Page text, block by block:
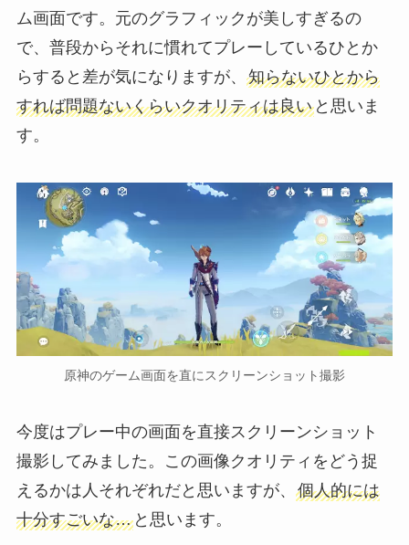
ム画面です。元のグラフィックが美しすぎるの
で、普段からそれに慣れてプレーしているひとか
らすると差が気になりますが、 知らないひとから
すれば問題ないくらいクオリティは良いと思いま
す。
原神のゲーム画面を直にスクリーンショット撮影
今度はプレー中の画面を直接スクリーンショット
撮影してみました。この画像クオリティをどう捉
えるかは人それぞれだと思いますが、 個人的には
十分すごいな…と思います。